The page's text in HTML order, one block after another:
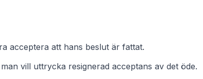
acceptera att hans beslut är fattat.
vill uttrycka resignerad acceptans av det öde.